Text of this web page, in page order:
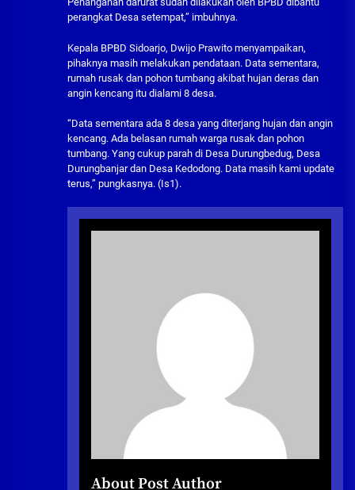
perangkat Desa setempat,” imbuhnya.
Kepala BPBD Sidoarjo, Dwijo Prawito menyampaikan,
pihaknya masih melakukan pendataan. Data sementara,
rumah rusak dan pohon tumbang akibat hujan deras dan
angin kencang itu dialami 8 desa.
“Data sementara ada 8 desa yang diterjang hujan dan angin
kencang. Ada belasan rumah warga rusak dan pohon
tumbang. Yang cukup parah di Desa Durungbedug, Desa
Durungbanjar dan Desa Kedodong. Data masih kami update
terus,” pungkasnya. (Is1).
About Post Author